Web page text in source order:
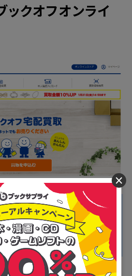
ックオフオンライ
すめポイント
大量集荷が可能
べて無料
自宅から出ずに利用できる
×